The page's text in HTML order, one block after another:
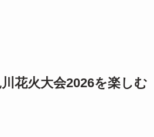
花火大会2026を楽しむ